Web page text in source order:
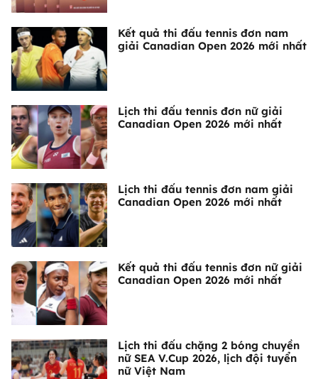
Kết quả thi đấu tennis đơn nam
giải Canadian Open 2026 mới nhất
Lịch thi đấu tennis đơn nữ giải
Canadian Open 2026 mới nhất
Lịch thi đấu tennis đơn nam giải
Canadian Open 2026 mới nhất
Kết quả thi đấu tennis đơn nữ giải
Canadian Open 2026 mới nhất
Lịch thi đấu chặng 2 bóng chuyền
nữ SEA V.Cup 2026, lịch đội tuyển
nữ Việt Nam